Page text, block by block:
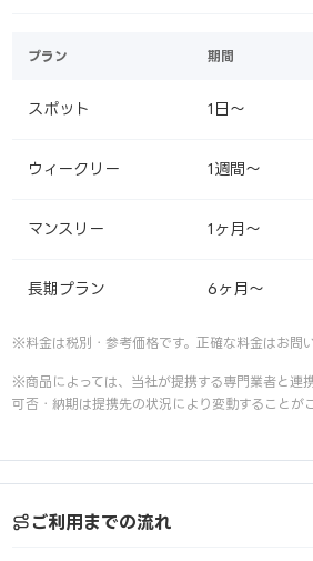
プラン 期間
スポット 1日〜
ウィークリー 1週間〜
マンスリー 1ヶ月〜
長期プラン 6ヶ月〜
※料金は税別・参考価格です。正確な料金はお問
※商品によっては、当社が提携する専門業者と連
可否・納期は提携先の状況により変動することが
ご利用までの流れ